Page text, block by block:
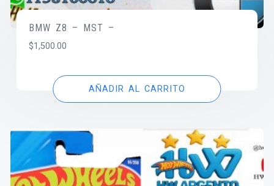
BMW Z8 – MST –
$1,500.00
AÑADIR AL CARRITO